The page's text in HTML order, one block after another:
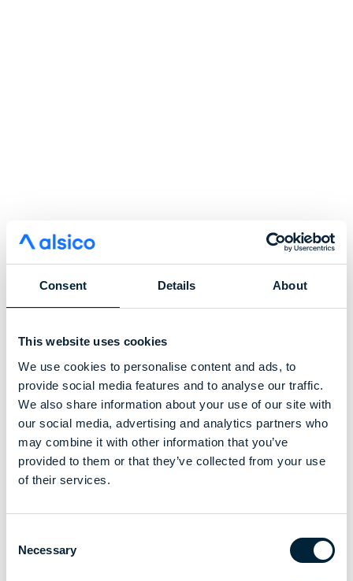
Consent Details About
This website uses cookies
We use cookies to personalise content and ads, to
provide social media features and to analyse our traffic.
We also share information about your use of our site with
our social media, advertising and analytics partners who
may combine it with other information that you’ve
provided to them or that they’ve collected from your use
of their services.
Selection
Necessary